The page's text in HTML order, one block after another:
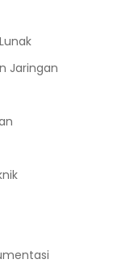
Jaringan